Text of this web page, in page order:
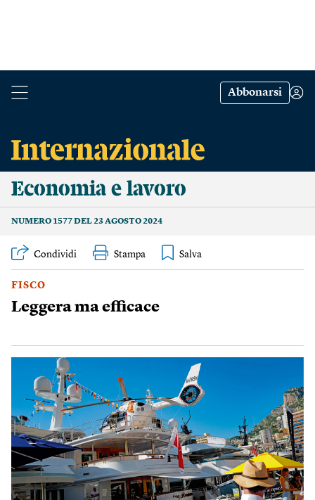
Abbonarsi
Economia e lavoro
NUMERO 1577 DEL 23 AGOSTO 2024
Condividi Stampa
FISCO
Leggera ma efficace